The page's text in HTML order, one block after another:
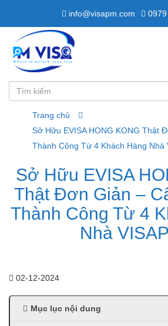
info@visapm.com
Trang chủ
Sở Hữu EVISA HONG KONG Thật
Thành Công Từ 4 Khách Hàng Nhà
Sở Hữu EVISA
Thật Đơn Giản –
Thành Công Từ 4
Nhà
02-12-2024
Mục lục nội dung